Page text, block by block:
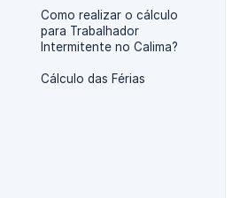
Como realizar o cálculo
para Trabalhador
Intermitente no Calima?
Cálculo das Férias